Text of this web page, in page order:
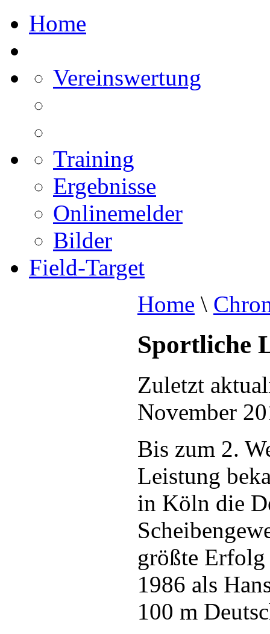
Home
Vereinswertung
Training
Ergebnisse
Onlinemelder
Bilder
Field-Target
Home \
Sportliche
Zuletzt
November
Bis zum 2.
Leistung
in Köln die
größte Erfolg
1986 als
100 m